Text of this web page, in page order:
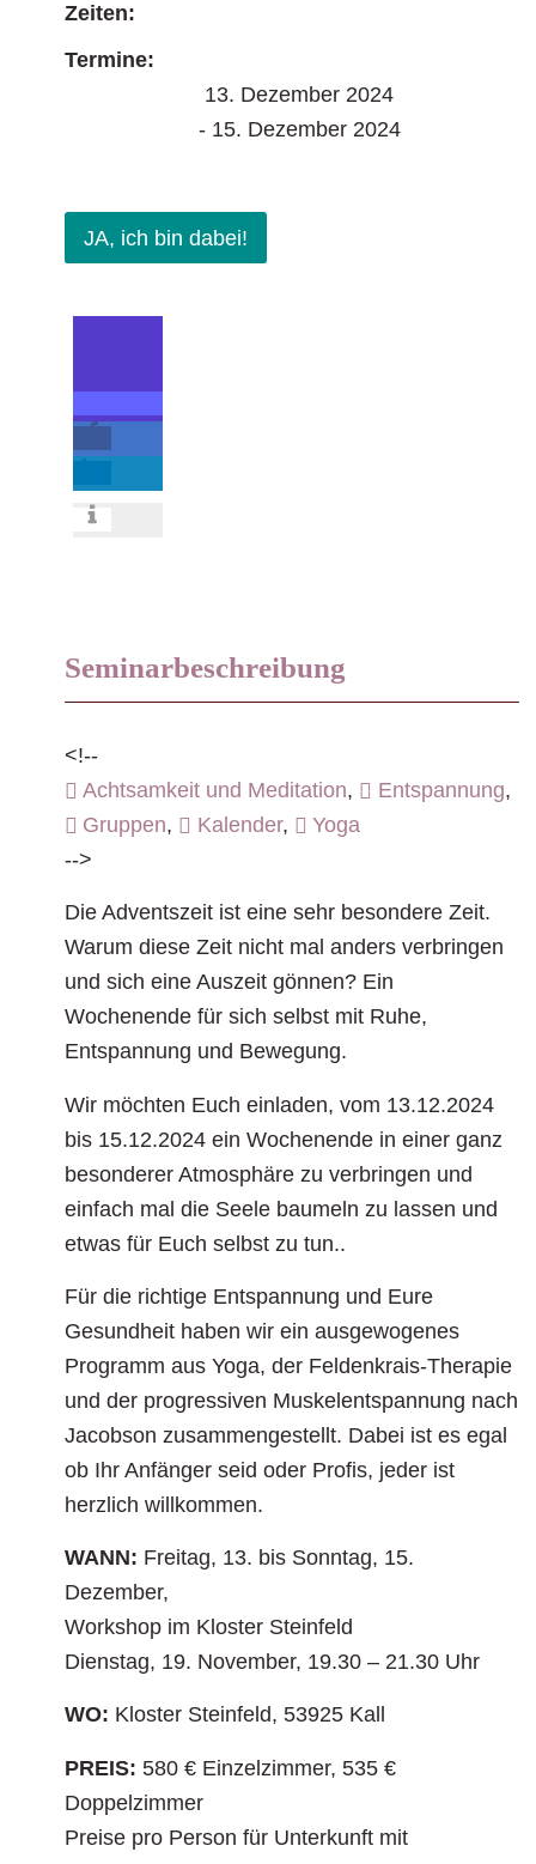
Zeiten:
Termine:
13. Dezember 2024
- 15. Dezember 2024
JA, ich bin dabei!
Seminarbeschreibung
<!--
Achtsamkeit und Meditation, Entspannung,
Gruppen, Kalender,
Yoga
-->
Die Adventszeit ist eine sehr besondere Zeit.
Warum diese Zeit nicht mal anders verbringen
und sich eine Auszeit gönnen? Ein
Wochenende für sich selbst mit Ruhe,
Entspannung und Bewegung.
Wir möchten Euch einladen, vom 13.12.2024
bis 15.12.2024 ein Wochenende in einer ganz
besonderer Atmosphäre zu verbringen und
einfach mal die Seele baumeln zu lassen und
etwas für Euch selbst zu tun..
Für die richtige Entspannung und Eure
Gesundheit haben wir ein ausgewogenes
Programm aus Yoga, der Feldenkrais-Therapie
und der progressiven Muskelentspannung nach
Jacobson zusammengestellt. Dabei ist es egal
ob Ihr Anfänger seid oder Profis, jeder ist
herzlich willkommen.
WANN: Freitag, 13. bis Sonntag, 15.
Dezember,
Workshop im Kloster Steinfeld
Dienstag, 19. November, 19.30 – 21.30 Uhr
WO: Kloster Steinfeld, 53925 Kall
PREIS: 580 € Einzelzimmer, 535 €
Doppelzimmer
Preise pro Person für Unterkunft mit